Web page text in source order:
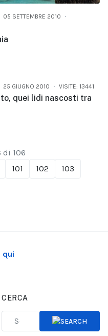
05 SETTEMBRE 2010
25 GIUGNO 2010 VISITE: 13441
quei lidi nascosti tra
101 102
103
di 106
qui
CERCA